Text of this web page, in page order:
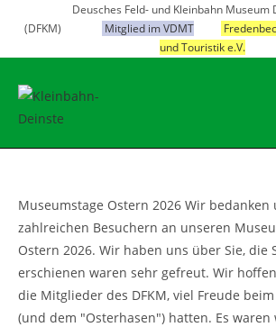
Inhalt
springen
Deusches Feld- und Kleinbahn Museum
(DFKM)
Mitglied im VDMT
und Touristik e.V.
Museumstage Ostern 2026 Wir bedanken
zahlreichen Besuchern an unseren
Ostern 2026. Wir haben uns über Sie, die
erschienen waren sehr gefreut. Wir
die Mitglieder des DFKM, viel Freude
(und dem "Osterhasen") hatten. Es